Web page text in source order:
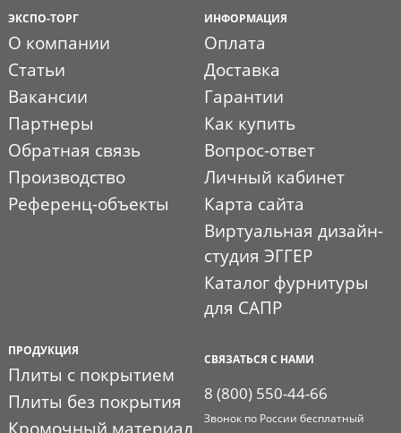
ЭКСПО-ТОРГ
О компании
Статьи
Вакансии
Партнеры
Обратная связь
Производство
Референц-объекты
ИНФОРМАЦИЯ
Оплата
Доставка
Гарантии
Как купить
Вопрос-ответ
Личный кабинет
Карта сайта
Виртуальная дизайн-
студия ЭГГЕР
Каталог фурнитуры
для САПР
ПРОДУКЦИЯ
Плиты с покрытием
Плиты без покрытия
Кромочный материал
СВЯЗАТЬСЯ С НАМИ
8 (800) 550-44-66
Звонок по России бесплатный